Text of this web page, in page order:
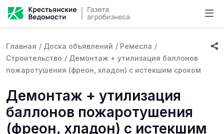
Главная / Доска объявлений / Ремесла /
Строительство / Демонтаж + утилизация баллонов
пожаротушения (фреон, хладон) с истекшим сроком
Демонтаж + утилизация
баллонов пожаротушения
(фреон, хладон) с истекшим